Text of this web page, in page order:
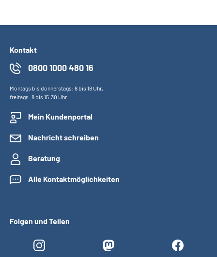
Kontakt
0800 1000 480 16
Montags bis donnerstags: 8 bis 18 Uhr,
freitags: 8 bis 15:30 Uhr
Mein Kundenportal
Nachricht schreiben
Beratung
Alle Kontaktmöglichkeiten
Folgen und Teilen